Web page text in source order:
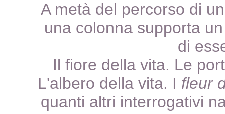
A metà del percorso di
una colonna supporta
di
Il fiore della vita. Le
L'albero della vita. I fleur
quanti altri interrogativi